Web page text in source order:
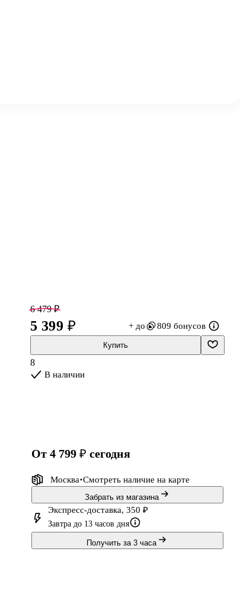
6 479 ₽
5 399 ₽ + до 809 бонусов
Купить
8
В наличии
от 4 799 ₽ сегодня
Москва Смотреть наличие на карте
Забрать из магазина
Экспресс-доставка, 350 ₽
Завтра до 13 часов дня
Получить за 3 часа